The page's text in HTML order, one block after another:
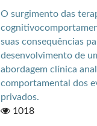
O surgimento das
suas consequências
desenvolvimento de
abordagem clínica
comportamental dos
privados.
1018